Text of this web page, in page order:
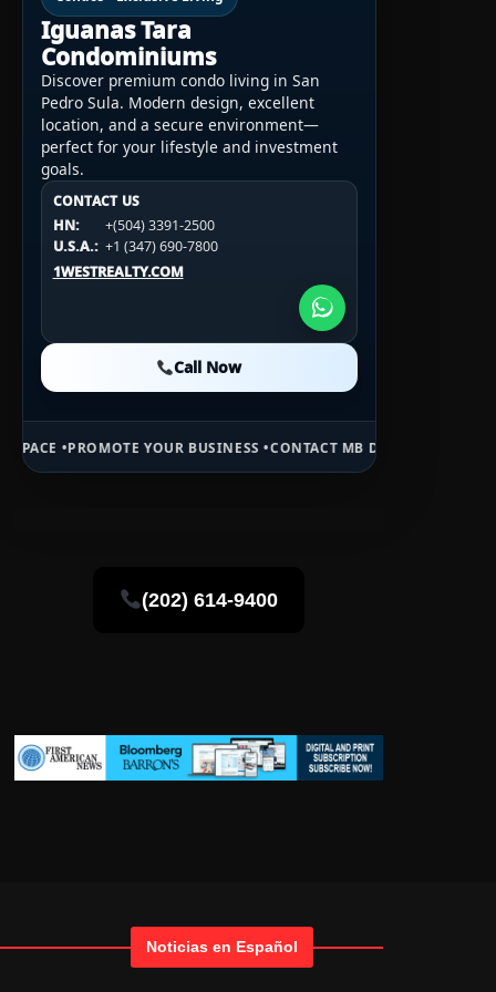
Iguanas Tara
Condominiums
Discover premium condo living in San
Pedro Sula. Modern design, excellent
location, and a secure environment—
perfect for your lifestyle and investment
goals.
CONTACT US
HN:
+(504) 3391-2500
U.S.A.: +1 (347) 690-7800
1WESTREALTY.COM
Call Now
CONTACT US
HN:
+(504) 3391-2500
U.S.A.:
+1 (984) 246-2100
1WESTREALTY.COM
CONTACT US
HN:
+(504) 3391-2500
U.S.A.: +1 (984) 246-2100
1WESTREALTY.COM
Call Now
YOUR BUSINESS •CONTACT MB DAILY NEWS •ADVERTISE HERE •
(202) 614-9400
Noticias en Español